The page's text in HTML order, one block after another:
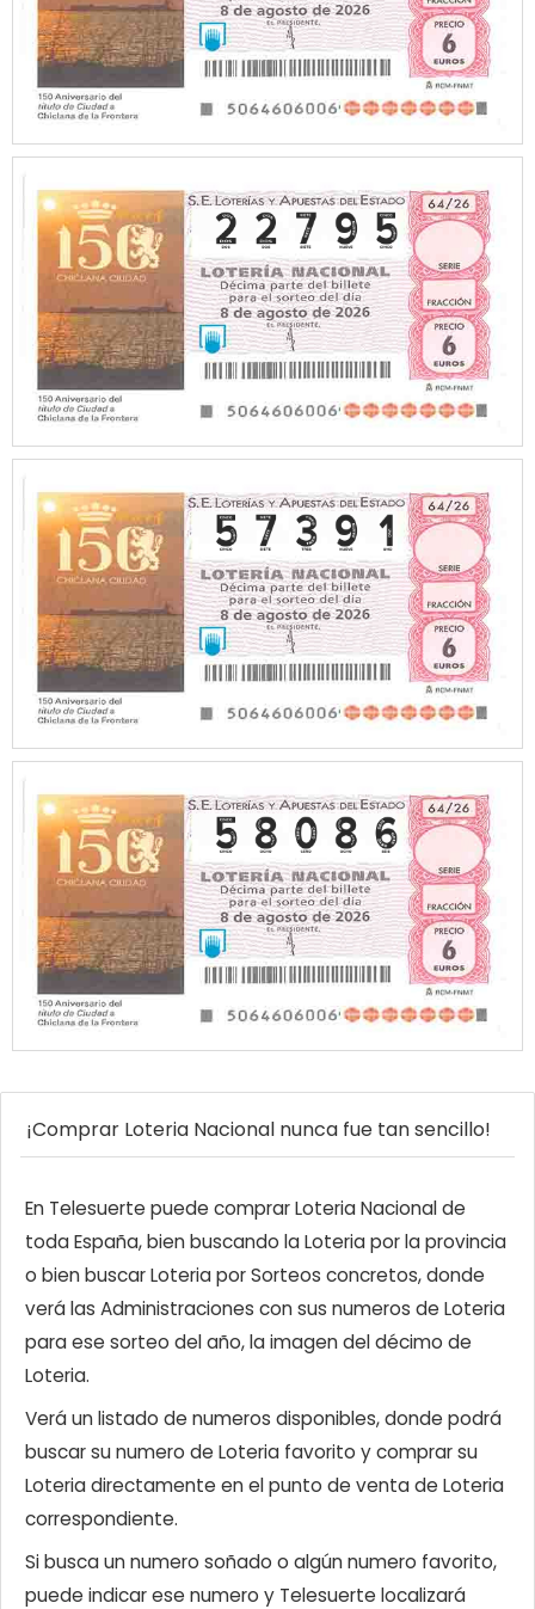
¡Comprar Loteria Nacional nunca fue tan sencillo!
En Telesuerte puede comprar Loteria Nacional de
toda España, bien buscando la Loteria por la provincia
o bien buscar Loteria por Sorteos concretos, donde
verá las Administraciones con sus numeros de Loteria
para ese sorteo del año, la imagen del décimo de
Loteria.
Verá un listado de numeros disponibles, donde podrá
buscar su numero de Loteria favorito y comprar su
Loteria directamente en el punto de venta de Loteria
correspondiente.
Si busca un numero soñado o algún numero favorito,
puede indicar ese numero y Telesuerte localizará